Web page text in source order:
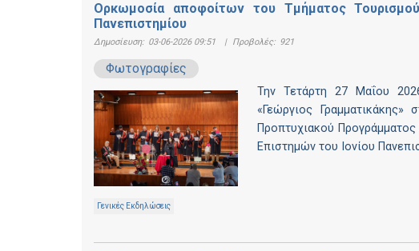
Ορκωμοσία αποφοίτων του Τμήματος
Πανεπιστημίου
Δημοσίευση: 03-06-2026 09:51 | Προβολές: 921
Φωτογραφίες
Την Τετάρτη 27 Μαΐου
«Γεώργιος
Προπτυχιακού
Επιστημών του Ιονίου
Γενικές Εκδηλώσεις